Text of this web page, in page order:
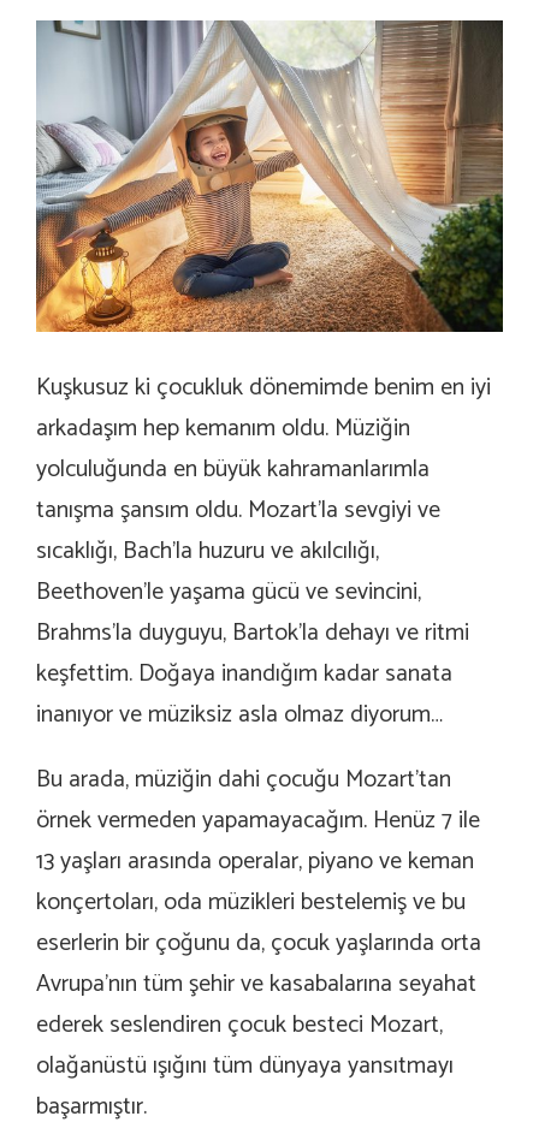
Kuşkusuz ki çocukluk dönemimde benim en iyi
arkadaşım hep kemanım oldu. Müziğin
yolculuğunda en büyük kahramanlarımla
tanışma şansım oldu. Mozart’la sevgiyi ve
sıcaklığı, Bach’la huzuru ve akılcılığı,
Beethoven’le yaşama gücü ve sevincini,
Brahms’la duyguyu, Bartok’la dehayı ve ritmi
keşfettim. Doğaya inandığım kadar sanata
inanıyor ve müziksiz asla olmaz diyorum…
Bu arada, müziğin dahi çocuğu Mozart’tan
örnek vermeden yapamayacağım. Henüz 7 ile
13 yaşları arasında operalar, piyano ve keman
konçertoları, oda müzikleri bestelemiş ve bu
eserlerin bir çoğunu da, çocuk yaşlarında orta
Avrupa’nın tüm şehir ve kasabalarına seyahat
ederek seslendiren çocuk besteci Mozart,
olağanüstü ışığını tüm dünyaya yansıtmayı
başarmıştır.